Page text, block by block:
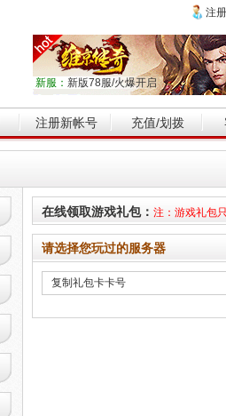
注册
新服： 新版78服/火爆开启
注册新帐号 充值/划拨
在线领取游戏礼包： 注：游戏礼包
请选择您玩过的服务器